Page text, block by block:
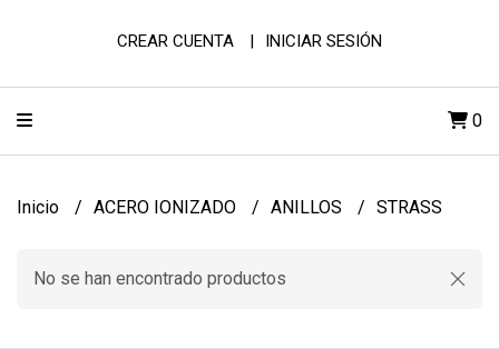
CREAR CUENTA INICIAR SESIÓN
0
Inicio ACERO IONIZADO ANILLOS STRASS
No se han encontrado productos